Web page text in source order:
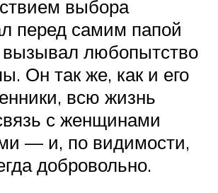
выбора
перед самим папой
любопытство
Он так же, как и его
всю жизнь
с женщинами
— и, по видимости,
добровольно.